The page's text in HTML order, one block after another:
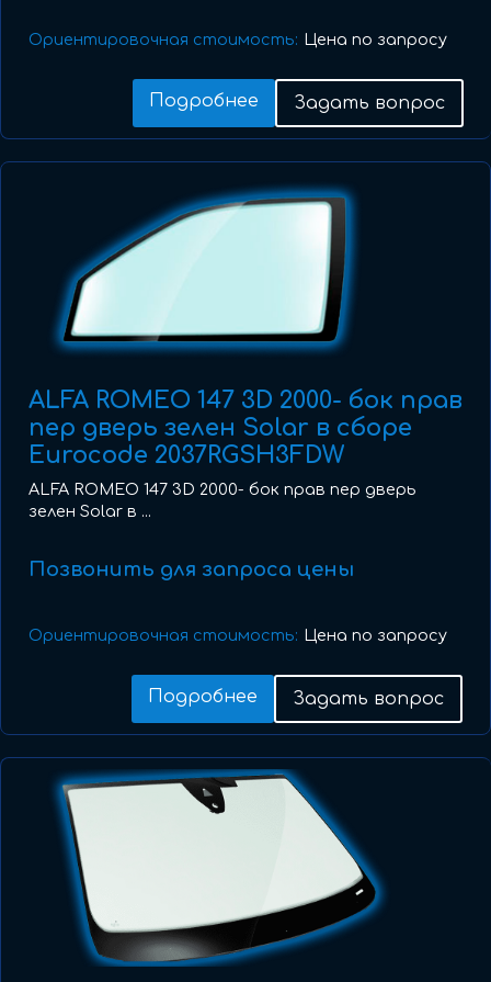
Ориентировочная стоимость: Цена по запросу
Подробнее Задать вопрос
ALFA ROMEO 147 3D 2000- бок прав
пер дверь зелен Solar в сборе
Eurocode 2037RGSH3FDW
ALFA ROMEO 147 3D 2000- бок прав пер дверь
зелен Solar в ...
Позвонить для запроса цены
Ориентировочная стоимость: Цена по запросу
Подробнее Задать вопрос